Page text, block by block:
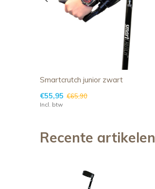
Smartcrutch junior zwart
€55,95 €65,90
Incl. btw
Recente artikelen